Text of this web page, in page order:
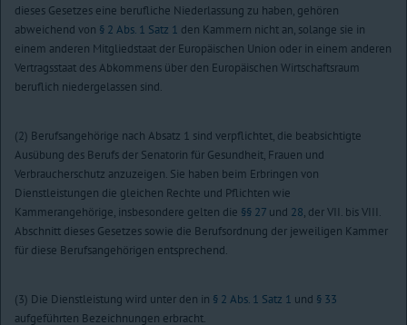
dieses Gesetzes eine berufliche Niederlassung zu haben, gehören
abweichend von § 2 Abs. 1 Satz 1 den Kammern nicht an, solange sie in
einem anderen Mitgliedstaat der Europäischen Union oder in einem anderen
Vertragsstaat des Abkommens über den Europäischen Wirtschaftsraum
beruflich niedergelassen sind.
(2) Berufsangehörige nach Absatz 1 sind verpflichtet, die beabsichtigte
Ausübung des Berufs der Senatorin für Gesundheit, Frauen und
Verbraucherschutz anzuzeigen. Sie haben beim Erbringen von
Dienstleistungen die gleichen Rechte und Pflichten wie
Kammerangehörige, insbesondere gelten die §§ 27 und 28, der VII. bis VIII.
Abschnitt dieses Gesetzes sowie die Berufsordnung der jeweiligen Kammer
für diese Berufsangehörigen entsprechend.
(3) Die Dienstleistung wird unter den in § 2 Abs. 1 Satz 1 und § 33
aufgeführten Bezeichnungen erbracht.